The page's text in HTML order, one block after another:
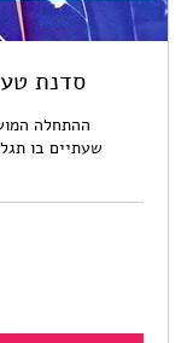
סדנת
ההתחלה
שעתיים בו